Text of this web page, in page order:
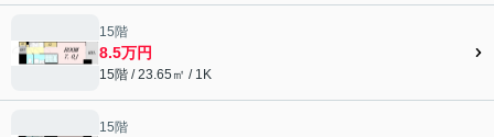
15階
8.5万円
15階 / 23.65㎡ / 1K
15階